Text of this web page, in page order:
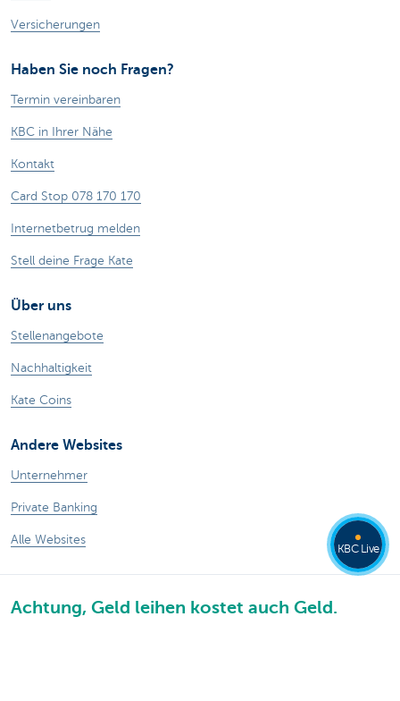
Versicherungen
Haben Sie noch Fragen?
Termin vereinbaren
KBC in Ihrer Nähe
Kontakt
Card Stop 078 170 170
Internetbetrug melden
Stell deine Frage Kate
Über uns
Stellenangebote
Nachhaltigkeit
Kate Coins
Andere Websites
Unternehmer
Private Banking
Alle Websites
Achtung, Geld leihen kostet auch Geld.
KBC Live